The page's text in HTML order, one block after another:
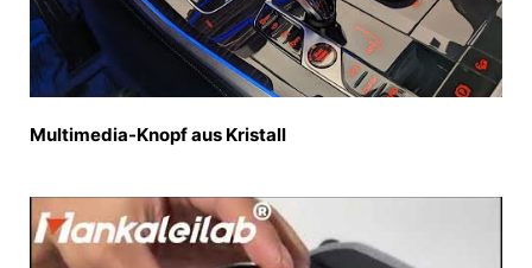
Multimedia-Knopf aus Kristall